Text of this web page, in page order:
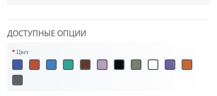
ДОСТУПНЫЕ ОПЦИИ
Цвет